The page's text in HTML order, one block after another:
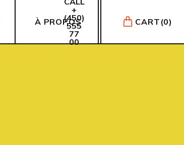
À PROPOS
+
(450)
555
77
00
CART (0)